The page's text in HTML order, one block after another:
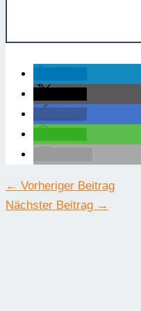
← Vorheriger Beitrag
Nächster Beitrag →